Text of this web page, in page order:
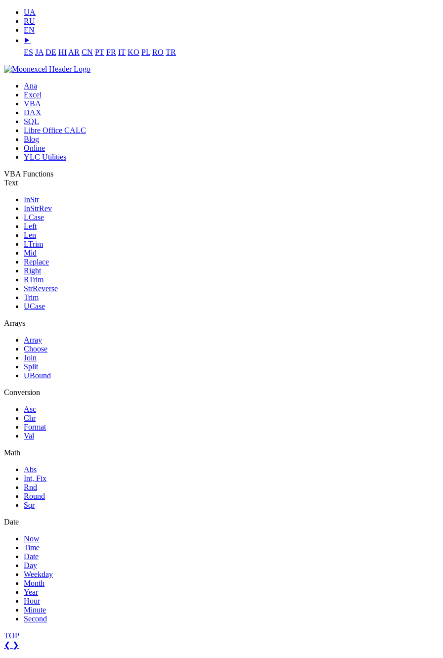
UA
RU
EN
⯈
ES JA DE HI AR CN PT FR IT KO PL RO TR
Ana
Excel
VBA
DAX
SQL
Libre Office CALC
Blog
Online
YLC Utilities
VBA Functions
Text
InStr
InStrRev
LCase
Left
Len
LTrim
Mid
Replace
Right
RTrim
StrReverse
Trim
UCase
Arrays
Array
Choose
Join
Split
UBound
Conversion
Asc
Chr
Format
Val
Math
Abs
Int, Fix
Rnd
Round
Sqr
Date
Now
Time
Date
Day
Weekday
Month
Year
Hour
Minute
Second
TOP
❮ ❯